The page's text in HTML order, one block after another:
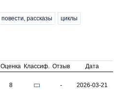
повести, рассказы циклы
Оценка Классиф. Отзыв
Дата
8 - 2026-03-21